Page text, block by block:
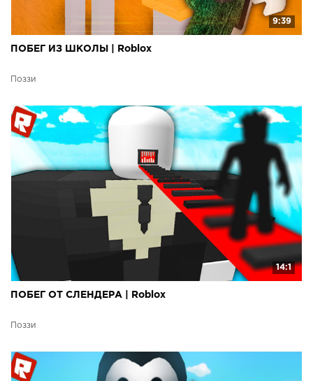
9:39
ПОБЕГ ИЗ ШКОЛЫ | Roblox
Поззи
14:1
ПОБЕГ ОТ СЛЕНДЕРА | Roblox
Поззи